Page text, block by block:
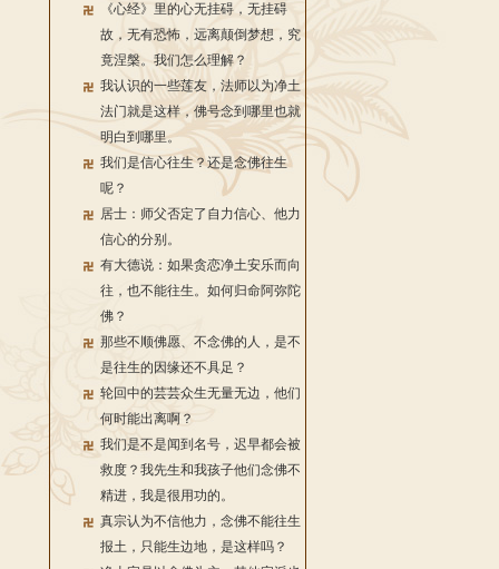
《心经》里的心无挂碍，无挂碍
故，无有恐怖，远离颠倒梦想，究
竟涅槃。我们怎么理解？
我认识的一些莲友，法师以为净土
法门就是这样，佛号念到哪里也就
明白到哪里。
我们是信心往生？还是念佛往生
呢？
居士：师父否定了自力信心、他力
信心的分别。
有大德说：如果贪恋净土安乐而向
往，也不能往生。如何归命阿弥陀
佛？
那些不顺佛愿、不念佛的人，是不
是往生的因缘还不具足？
轮回中的芸芸众生无量无边，他们
何时能出离啊？
我们是不是闻到名号，迟早都会被
救度？我先生和我孩子他们念佛不
精进，我是很用功的。
真宗认为不信他力，念佛不能往生
报土，只能生边地，是这样吗？